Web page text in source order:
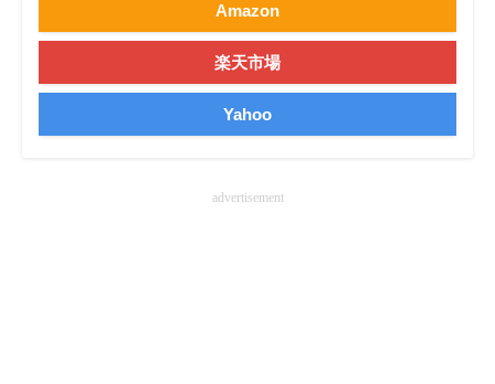
製造業のIT導入・活用を支援
モノづくり技術者専門サイト
Amazon
楽天市場
Yahoo
advertisement